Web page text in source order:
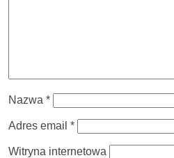
Nazwa *
Adres email *
Witryna internetowa